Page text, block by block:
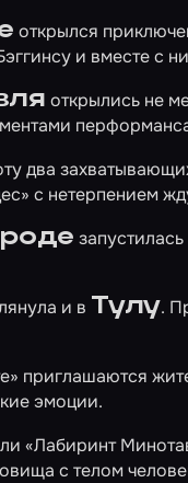
открылся
и вместе с
открылись не
два
с нетерпением
и в Тулу.
приглашаются
эмоции.
«Лабиринт
с телом